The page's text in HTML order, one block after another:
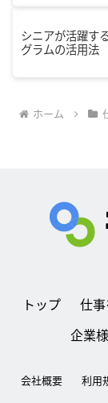
シニアが活躍す
グラムの活用法
ホーム
トップ 仕
企業
会社概要 利用